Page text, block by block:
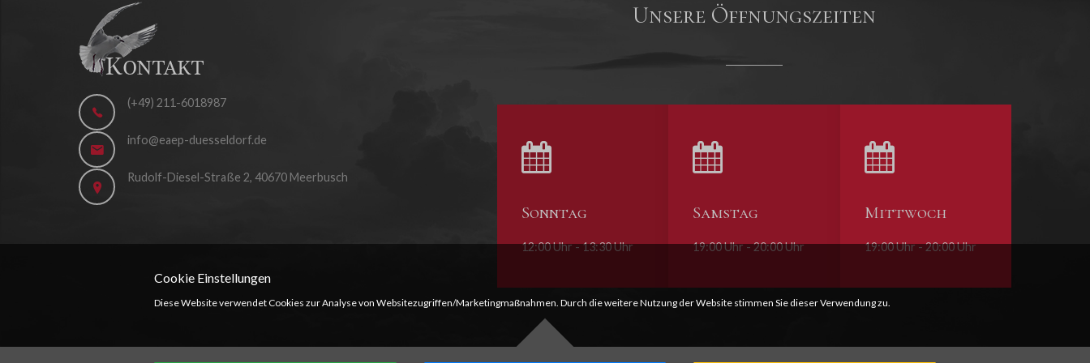
Cookie Einstellungen
Diese Website verwendet Cookies zur Analyse von Websitezugriffen/Marketingmaßnahmen. Durch die weitere Nutzung der Website stimmen Sie dieser Verwendung zu.
(+49) 211-6018987
info@eaep-duesseldorf.de
Rudolf-Diesel-Straße 2, 40670 Meerbusch
Unsere Öffnungszeiten
Sonntag
12:00 Uhr - 13:30 Uhr
Samstag
19:00 Uhr - 20:00 Uhr
Mittwoch
19:00 Uhr - 20:00 Uhr